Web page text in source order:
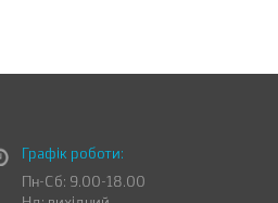
Графік роботи:
Пн-Сб: 9.00-18.00